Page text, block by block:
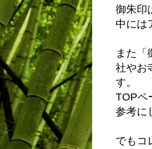
御朱印
中には
また「
社やお
す。
TOPペ
参考に
でもコ